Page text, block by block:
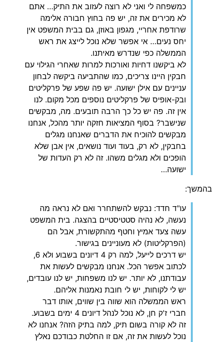
כמשפחה לי ואני לא רוצה לעזוב את התיק… אתם
לא מכירים את זה, יש פה בחוץ חבורה אלימה
שרודפת אחריי, מגפון באוזן, גם בבית המשפט אין
יחס נעים… אי אפשר שלא נוכל לייצג את ראש
הממשלה כפי שנדרש מאיתנו.
לא ביקשנו דחיות ואורכות למרות שאחרי הגילוי עם
חבקין היינו צריכים, כמו שהתביעה ביקשה לבחון
עניינים עם אילן ישועה. יש פה שפע של פרקליטים
ובק-אופיס של פרקליטים נוספים מכל מקום. לנו
אין זה. פה יש כל כך הרבה תובעים. מה, מבקשים
שנישבר? בסוף המציאות חזקה יותר מהכל, אנחנו
מבקשים להוכיח את הדברים שאנחנו מגלים
בחבקין, לא רק, בעוד ועוד נושאים, אין אבן שלא
הופכים ולא מגלים משהו. זה לא רק העדות של
ישועה…
בהמשך:
עו"ד חדד: נבקש להשתחרר ואם לא נראה מה
נעשה, לא נהיה סטטיסטיים בהצגה. בית המשפט
עשה צעד אמיץ וחטף מהתקשורת, אבל הם
(הפרקליטות) לא מעוניינים בגישור.
יש דרכים לייעל, למה רק 4 דיונים בשבוע ולא 6,
לכתוב אפשר הכל. אנחנו מבקשים לעשות את
עבודתנו, לא יותר. יש לנו משפחות, יש לנו עובדים,
יש לי לקוחות, יש לי חובת נאמנות אליהם.
ראש הממשלה הוא שווה בין שווים, אותו דבר
חברי ז'ק חן, לא נוכל לנהל דיונים 4 ימים בשבוע.
זה לא קורה בשום תיק, למה בתיק הזה? אנחנו לא
נוכל לעשות את זה, אם זו החלטת כבודכם נאלץ